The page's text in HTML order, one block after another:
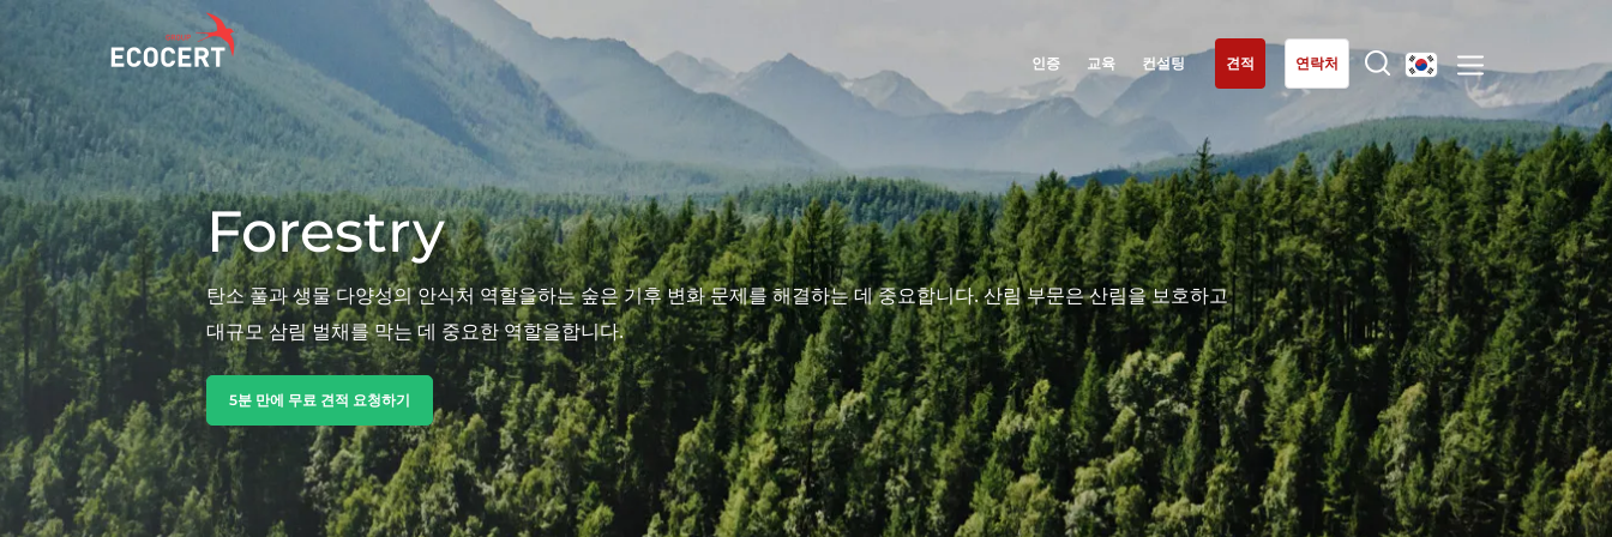
인증 교육 컨설팅 견적 연락처
인증
교육
컨설팅
ECOCERT
Ecocert에 대하여
News
Careers
우리의 사회적 책임(CSR) 약속
서비스를 통한 실천
우리 팀과 함께 성장하기
환경을 위한 헌신
우리 생태계와 함께 혁신하기
사업 부문
농식품
화장품
섬유
임업
홈케어-제품
내구성 있는 소재
Inputs
우리의 전문성
유기농
공정 무역
지속가능한 농업
품질과 식품안전
기업의 사회적 책임
생물다양성과 기후변화
환경 관련 주장
글로벌
Global (스페인어)
Global (영어)
Global (프랑스어)
아프리카
남아프리카 (영어)
튀니지 (프랑스어)
아시아
대한민국 (한국어)
미국
멕시코 (스페인어)
미국 (영어)
브라질 (포르투갈어)
아르헨티나 (스페인어)
칠레 (스페인어)
캐나다 (영어)
캐나다 (프랑스어)
콜롬비아 (스페인어)
페루 (스페인어)
유럽
독일 (독일어)
루마니아 (루마니아어)
세르비아 (세르비아어)
스위스 (독일어)
스페인 (스페인어)
이탈리아 (이탈리아어)
튀르키예 (튀르키예어)
포르투갈 (포르투갈어)
프랑스 (프랑스어)
Forestry
탄소 풀과 생물 다양성의 안식처 역할을하는 숲은 기후 변화 문제를 해결하는 데 중요합니다. 산림 부문은 산림을 보호하고
대규모 삼림 벌채를 막는 데 중요한 역할을합니다.
5분 만에 무료 견적 요청하기